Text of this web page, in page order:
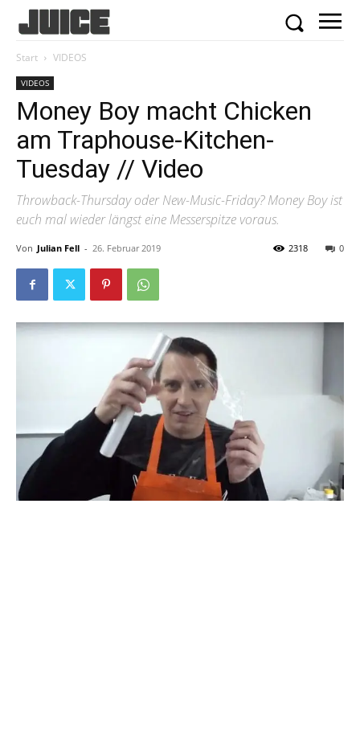
Start VIDEOS
VIDEOS
Money Boy macht Chicken
am Traphouse-Kitchen-
Tuesday // Video
Throwback-Thursday oder New-Music-Friday? Money Boy ist
euch mal wieder längst eine Messerspitze voraus.
Von Julian Fell - 26. Februar 2019 0
2318